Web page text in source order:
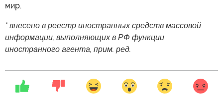
мир.
* внесено в реестр иностранных средств массовой
информации, выполняющих в РФ функции
иностранного агента, прим. ред.